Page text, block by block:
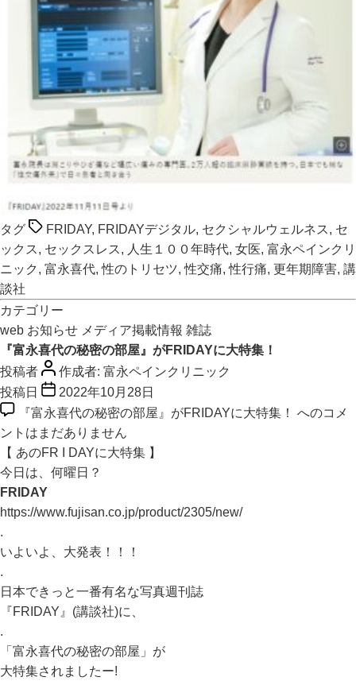
タグ FRIDAY, FRIDAYデジタル, セクシャルウェルネス, セ
ックス, セックスレス, 人生１００年時代, 女医, 富永ペインクリ
ニック , 富永喜代,性のトリセツ,性交痛,性行痛, 更年期障害, 講
談社
カテゴリー
web お知らせ メディア掲載情報 雑誌
『富永喜代の秘密の部屋』がFRIDAYに大特集！
投稿者
作成者: 富永ペインクリニック
投稿日
2022年10月28日
『富永喜代の秘密の部屋』がFRIDAYに大特集！ へのコメ
ントはまだありません
【 あのFR I DAYに大特集 】
今日は、何曜日？
FRIDAY
https://www.fujisan.co.jp/product/2305/new/
.
いよいよ、大発表！！！
.
日本できっと一番有名な写真週刊誌
『FRIDAY』(講談社)に、
.
「富永喜代の秘密の部屋」が
大特集されましたー!